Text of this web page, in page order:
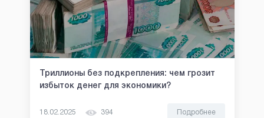
Триллионы без подкрепления: чем грозит
избыток денег для экономики?
18.02.2025 394 Подробнее